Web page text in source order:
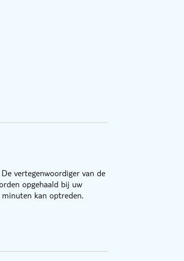
vertegenwoordiger van de
opgehaald bij uw
kan optreden.